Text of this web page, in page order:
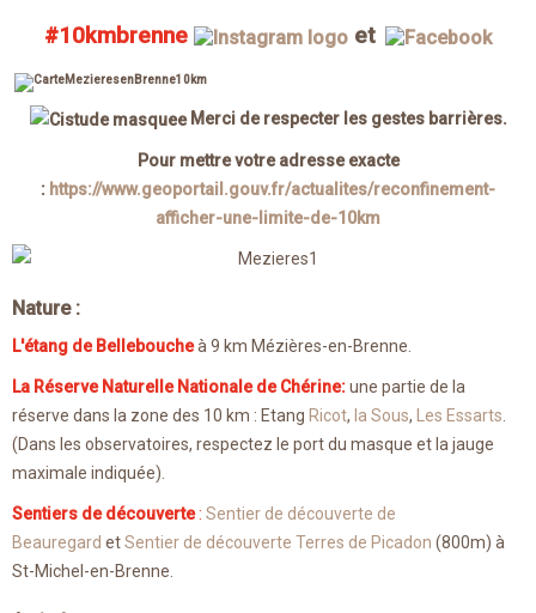
#10kmbrenne
et
Merci de respecter les gestes barrières.
Pour mettre votre adresse exacte
: https://www.geoportail.gouv.fr/actualites/reconfinement-
afficher-une-limite-de-10km
Nature :
L'étang de Belleboucheà 9 km Mézières-en-Brenne.
La Réserve Naturelle Nationale de Chérine:une partie de la
réserve dans la zone des 10 km : Etang Ricot, la Sous, Les Essarts.
(Dans les observatoires, respectez le port du masque et la jauge
maximale indiquée).
Sentiers de découverte: Sentier de découverte de
Beauregard etSentier de découverte Terres de Picadon (800m) à
St-Michel-en-Brenne.